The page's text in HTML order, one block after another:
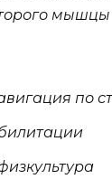
по